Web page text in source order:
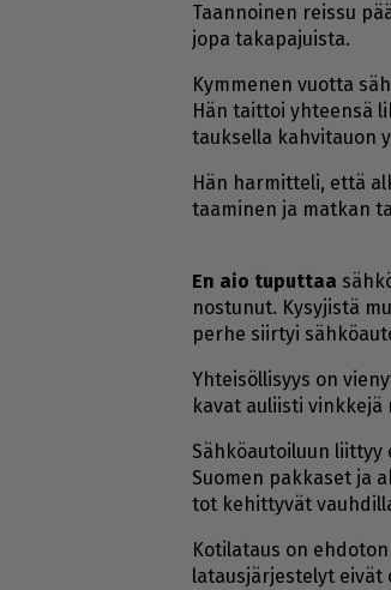
Taan­noi­nen reis­su
jopa ta­ka­pa­juis­ta.
Kym­me­nen vuot­ta
Hän tait­toi yh­teen­sä
tauk­sel­la kah­vi­tau­on
Hän har­mit­te­li, et­tä
taa­mi­nen ja mat­kan
En aio tu­put­taa
nos­tu­nut. Ky­sy­jis­tä
per­he siir­tyi
Yh­tei­söl­li­syys on
ka­vat au­liis­ti
Säh­kö­au­toi­luun liit­tyy
Suo­men pak­ka­set ja
tot ke­hit­ty­vät
Ko­ti­la­taus on
la­taus­jär­jes­te­lyt ei­vät